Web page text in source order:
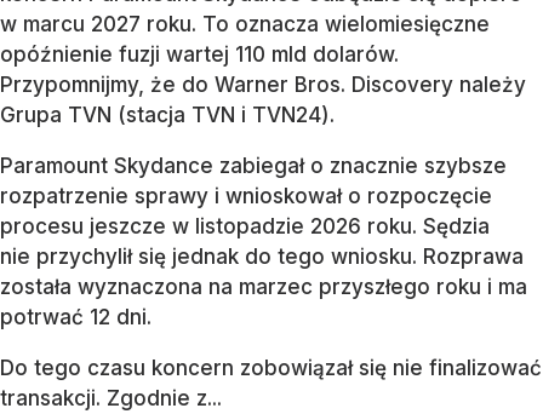
w marcu 2027 roku. To oznacza wielomiesięczne
opóźnienie fuzji wartej 110 mld dolarów.
Przypomnijmy, że do Warner Bros. Discovery należy
Grupa TVN (stacja TVN i TVN24).
Paramount Skydance zabiegał o znacznie szybsze
rozpatrzenie sprawy i wnioskował o rozpoczęcie
procesu jeszcze w listopadzie 2026 roku. Sędzia
nie przychylił się jednak do tego wniosku. Rozprawa
została wyznaczona na marzec przyszłego roku i ma
potrwać 12 dni.
Do tego czasu koncern zobowiązał się nie finalizować
transakcji. Zgodnie z...